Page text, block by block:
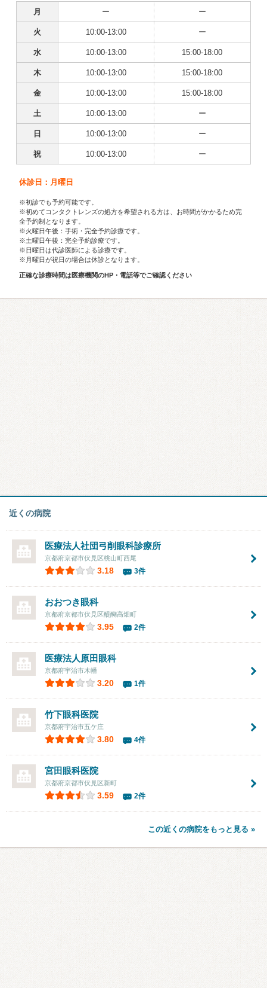
月 ー ー
火 10:00-13:00 ー
水 10:00-13:00 15:00-18:00
木 10:00-13:00 15:00-18:00
金 10:00-13:00 15:00-18:00
土 10:00-13:00 ー
日 10:00-13:00 ー
祝 10:00-13:00 ー
休診日：月曜日
※初診でも予約可能です。
※初めてコンタクトレンズの処方を希望される方は、お時間がかかるため完
全予約制となります。
※火曜日午後：手術・完全予約診療です。
※土曜日午後：完全予約診療です。
※日曜日は代診医師による診療です。
※月曜日が祝日の場合は休診となります。
正確な診療時間は医療機関のHP・電話等でご確認ください
近くの病院
医療法人社団弓削眼科診療所
京都府京都市伏見区桃山町西尾
3.18 3件
おおつき眼科
京都府京都市伏見区醍醐高畑町
3.95 2件
医療法人 原田眼科
京都府宇治市木幡
3.20 1件
竹下眼科医院
京都府宇治市五ケ庄
3.80 4件
宮田眼科医院
京都府京都市伏見区新町
3.59 2件
この近くの病院をもっと見る »